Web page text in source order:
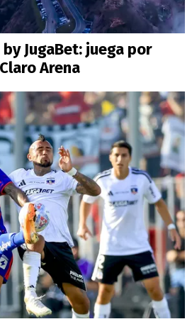
JugaBet: juega por
Arena